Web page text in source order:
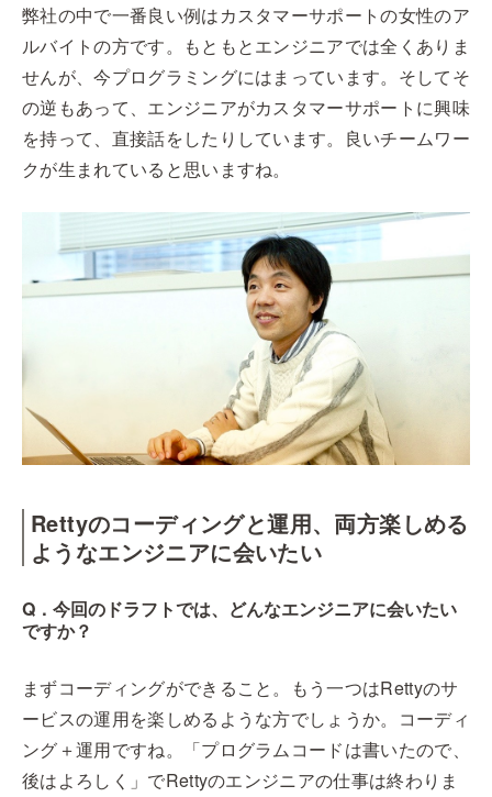
弊社の中で一番良い例はカスタマーサポートの女性のア
ルバイトの方です。もともとエンジニアでは全くありま
せんが、今プログラミングにはまっています。そしてそ
の逆もあって、エンジニアがカスタマーサポートに興味
を持って、直接話をしたりしています。良いチームワー
クが生まれていると思いますね。
Rettyのコーディングと運用、両方楽しめる
ようなエンジニアに会いたい
Q．今回のドラフトでは、どんなエンジニアに会いたい
ですか？
まずコーディングができること。もう一つはRettyのサ
ービスの運用を楽しめるような方でしょうか。コーディ
ング＋運用ですね。「プログラムコードは書いたので、
後はよろしく」でRettyのエンジニアの仕事は終わりま